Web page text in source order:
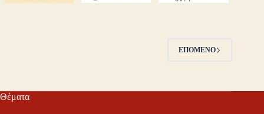
ΕΠΌΜΕΝΟ
Θέματα